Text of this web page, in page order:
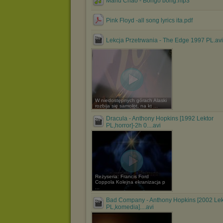
Pink Floyd -all song lyrics ita.pdf
Lekcja Przetrwania - The Edge 1997 PL.avi
W niedostępnych górach Alaski
rozbija się samolot, na kt ...
Dracula - Anthony Hopkins [1992 Lektor
PL,horror]-2h 0....avi
Reżyseria: Francis Ford
Coppola Kolejna ekranizacja p
Bad Company - Anthony Hopkins [2002
PL,komedia]....avi